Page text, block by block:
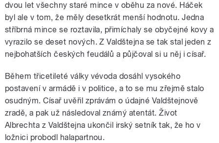
dvou let všechny staré mince v oběhu za nové. Háček
byl ale v tom, že měly desetkrát menší hodnotu. Jedna
stříbrná mince se roztavila, přimíchaly se obyčejné kovy a
vyrazilo se deset nových. Z Valdštejna se tak stal jeden z
nejbohatších českých feudálů a půjčoval si u něj i císař.
Během třicetileté války vévoda dosáhl vysokého
postavení v armádě i v politice, a to se mu zřejmě stalo
osudným. Císař uvěřil zprávám o údajné Valdštejnově
zradě, a pak už následoval známý atentát. Život
Albrechta z Valdštejna ukončil irský setník tak, že ho v
ložnici probodl halapartnou.